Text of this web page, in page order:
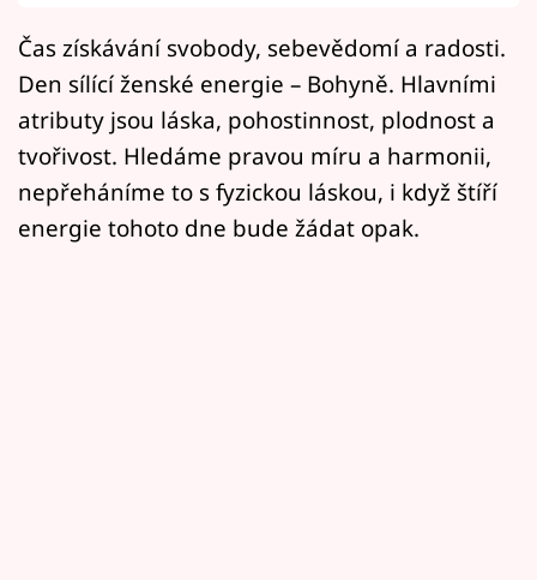
Mámy sobě
Přihlášení
Sledujte nás
Čas získávání svobody, sebevědomí a radosti.
Den sílící ženské energie – Bohyně. Hlavními
atributy jsou láska, pohostinnost, plodnost a
tvořivost. Hledáme pravou míru a harmonii,
nepřeháníme to s fyzickou láskou, i když štíří
energie tohoto dne bude žádat opak.